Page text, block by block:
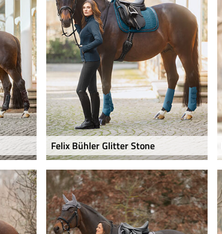
Felix Bühler Glitter Stone